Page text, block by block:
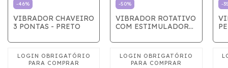
-46%
VIBRADOR CHAVEIRO
3 PONTAS - PRETO
-50%
VIBRADOR ROTATIVO
COM ESTIMULADOR
-